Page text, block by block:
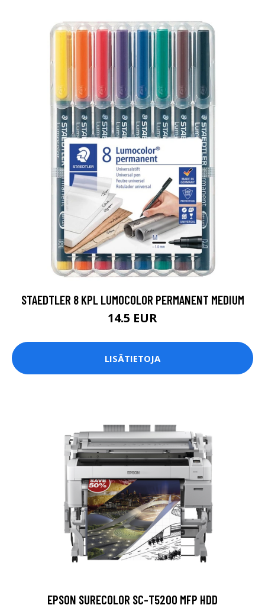
STAEDTLER 8 KPL LUMOCOLOR PERMANENT MEDIUM
14.5 EUR
LISÄTIETOJA
EPSON SURECOLOR SC-T5200 MFP HDD